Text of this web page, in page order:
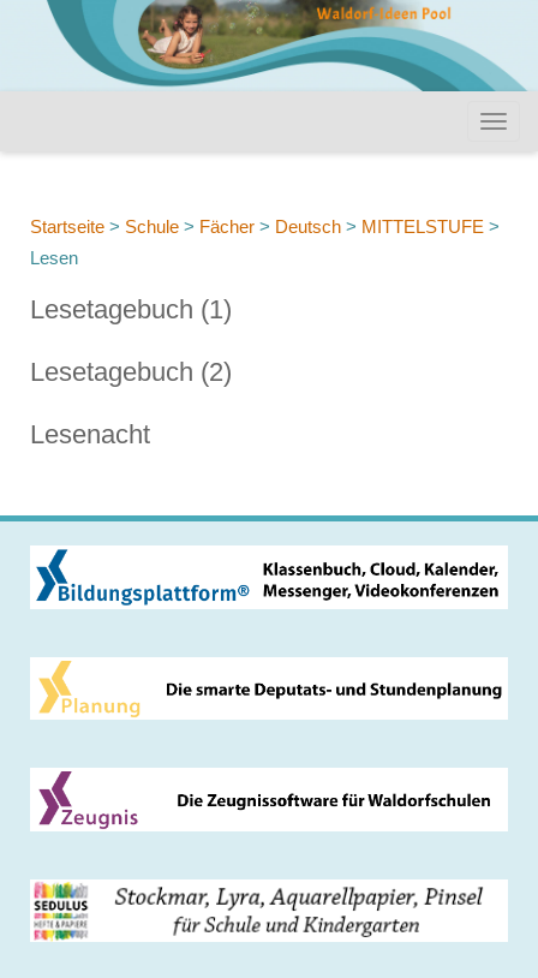
Startseite > Schule > Fächer > Deutsch > MITTELSTUFE >
Lesen
Lesetagebuch (1)
Lesetagebuch (2)
Lesenacht